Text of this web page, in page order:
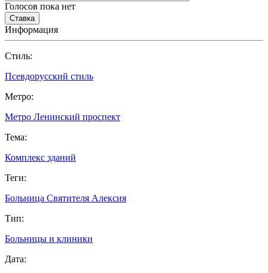
Голосов пока нет
Информация
Cтиль:
Псевдорусский стиль
Метро:
Метро Ленинский проспект
Тема:
Комплекс зданий
Теги:
Больница Святителя Алексия
Тип:
Больницы и клиники
Дата: